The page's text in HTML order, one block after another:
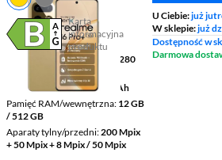
Karta
informacyjna
produktu
Plik w formacie pdf
(otworzy się w nowym oknie)
6,8 " 2800 x 1280
pikseli AMOLED
Pojemność baterii 7000 mAh
Pamięć RAM/wewnętrzna 12 GB
/ 512 GB
Aparaty tylny/przedni 200 Mpix
+ 50 Mpix + 8 Mpix / 50 Mpix
U Ciebie:już
W sklepie:już
Dostępność w
Darmowa